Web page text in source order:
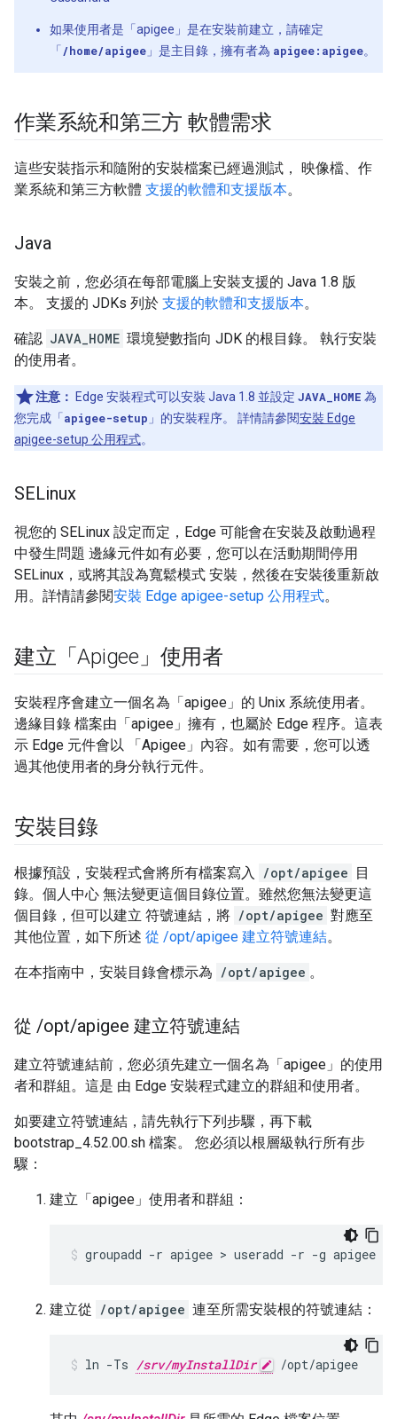
如果使用者是「apigee」是在安裝前建立，請確定
「 /home/apigee 」是主目錄，擁有者為 apigee:apigee。
作業系統和第三方 軟體需求
這些安裝指示和隨附的安裝檔案已經過測試， 映像檔、作
業系統和第三方軟體 支援的軟體和支援版本。
Java
安裝之前，您必須在每部電腦上安裝支援的 Java 1.8 版
本。 支援的 JDKs 列於 支援的軟體和支援版本。
確認 JAVA_HOME 環境變數指向 JDK 的根目錄。 執行安裝
的使用者。
注意： Edge 安裝程式可以安裝 Java 1.8 並設定 JAVA_HOME 為
您完成「 apigee-setup 」的安裝程序。 詳情請參閱安裝 Edge
apigee-setup 公用程式。
SELinux
視您的 SELinux 設定而定，Edge 可能會在安裝及啟動過程
中發生問題 邊緣元件如有必要，您可以在活動期間停用
SELinux，或將其設為寬鬆模式 安裝，然後在安裝後重新啟
用。詳情請參閱安裝 Edge apigee-setup 公用程式。
建立「Apigee」使用者
安裝程序會建立一個名為「apigee」的 Unix 系統使用者。
邊緣目錄 檔案由「apigee」擁有，也屬於 Edge 程序。這表
示 Edge 元件會以 「Apigee」內容。如有需要，您可以透
過其他使用者的身分執行元件。
安裝目錄
根據預設，安裝程式會將所有檔案寫入 /opt/apigee 目
錄。個人中心 無法變更這個目錄位置。雖然您無法變更這
個目錄，但可以建立 符號連結，將 /opt/apigee 對應至
其他位置，如下所述 從 /opt/apigee 建立符號連結。
在本指南中，安裝目錄會標示為 /opt/apigee 。
從 /opt/apigee 建立符號連結
建立符號連結前，您必須先建立一個名為「apigee」的使用
者和群組。這是 由 Edge 安裝程式建立的群組和使用者。
如要建立符號連結，請先執行下列步驟，再下載
bootstrap_4.52.00.sh 檔案。 您必須以根層級執行所有步
驟：
建立「apigee」使用者和群組：
groupadd -r apigee > useradd -r -g apigee
建立從 /opt/apigee 連至所需安裝根的符號連結：
ln -Ts /srv/myInstallDir /opt/apigee